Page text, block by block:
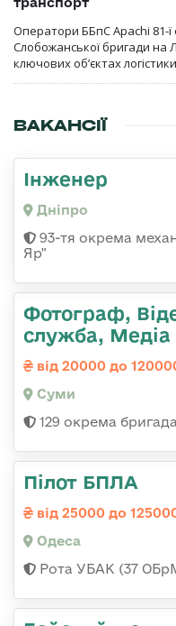
Оператори ББпС Apachi 81-ї
Слобожанської бригади на
ключових об’єктах
ВАКАНСІЇ
Інженер
Дніпро
93-тя окрема
Яр"
Фотограф,
служба, Медіа
від 20000 до
Суми
129 окрема
Пілот БПЛА
від 25000 до
Одеса
Рота УБАК (37